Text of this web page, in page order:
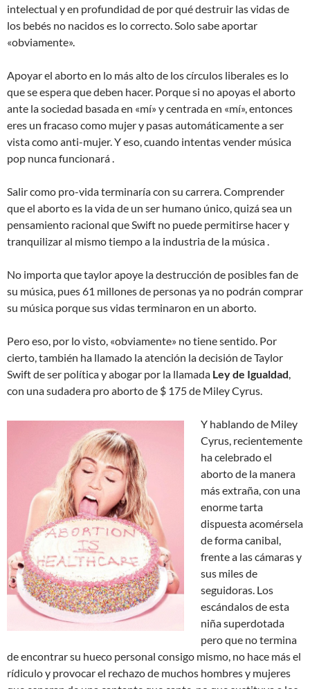
intelectual y en profundidad de por qué destruir las vidas de
los bebés no nacidos es lo correcto. Solo sabe aportar
«obviamente».
Apoyar el aborto en lo más alto de los círculos liberales es lo
que se espera que deben hacer. Porque si no apoyas el aborto
ante la sociedad basada en «mí» y centrada en «mí», entonces
eres un fracaso como mujer y pasas automáticamente a ser
vista como anti-mujer. Y eso, cuando intentas vender música
pop nunca funcionará .
Salir como pro-vida terminaría con su carrera. Comprender
que el aborto es la vida de un ser humano único, quizá sea un
pensamiento racional que Swift no puede permitirse hacer y
tranquilizar al mismo tiempo a la industria de la música .
No importa que taylor apoye la destrucción de posibles fan de
su música, pues 61 millones de personas ya no podrán comprar
su música porque sus vidas terminaron en un aborto.
Pero eso, por lo visto, «obviamente» no tiene sentido. Por
cierto, también ha llamado la atención la decisión de Taylor
Swift de ser política y abogar por la llamada Ley de Igualdad,
con una sudadera pro aborto de $ 175 de Miley Cyrus.
Y hablando de Miley
Cyrus, recientemente
ha celebrado el
aborto de la manera
más extraña, con una
enorme tarta
dispuesta acomérsela
de forma canibal,
frente a las cámaras y
sus miles de
seguidoras. Los
escándalos de esta
niña superdotada
pero que no termina
de encontrar su hueco personal consigo mismo, no hace más el
rídiculo y provocar el rechazo de muchos hombres y mujeres